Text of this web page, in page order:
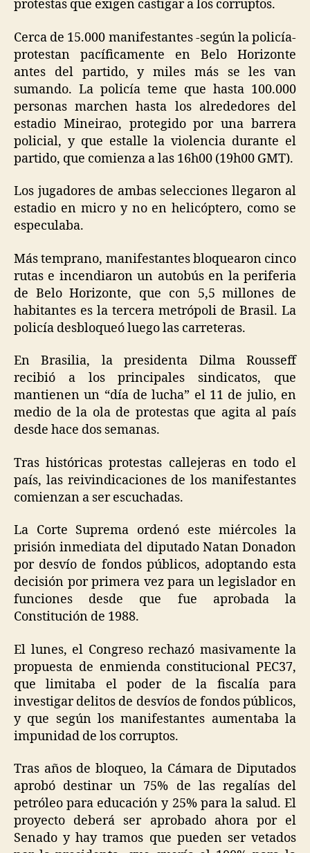
protestas que exigen castigar a los corruptos.
Cerca de 15.000 manifestantes -según la policía-
protestan pacíficamente en Belo Horizonte
antes del partido, y miles más se les van
sumando. La policía teme que hasta 100.000
personas marchen hasta los alrededores del
estadio Mineirao, protegido por una barrera
policial, y que estalle la violencia durante el
partido, que comienza a las 16h00 (19h00 GMT).
Los jugadores de ambas selecciones llegaron al
estadio en micro y no en helicóptero, como se
especulaba.
Más temprano, manifestantes bloquearon cinco
rutas e incendiaron un autobús en la periferia
de Belo Horizonte, que con 5,5 millones de
habitantes es la tercera metrópoli de Brasil. La
policía desbloqueó luego las carreteras.
En Brasilia, la presidenta Dilma Rousseff
recibió a los principales sindicatos, que
mantienen un “día de lucha” el 11 de julio, en
medio de la ola de protestas que agita al país
desde hace dos semanas.
Tras históricas protestas callejeras en todo el
país, las reivindicaciones de los manifestantes
comienzan a ser escuchadas.
La Corte Suprema ordenó este miércoles la
prisión inmediata del diputado Natan Donadon
por desvío de fondos públicos, adoptando esta
decisión por primera vez para un legislador en
funciones desde que fue aprobada la
Constitución de 1988.
El lunes, el Congreso rechazó masivamente la
propuesta de enmienda constitucional PEC37,
que limitaba el poder de la fiscalía para
investigar delitos de desvíos de fondos públicos,
y que según los manifestantes aumentaba la
impunidad de los corruptos.
Tras años de bloqueo, la Cámara de Diputados
aprobó destinar un 75% de las regalías del
petróleo para educación y 25% para la salud. El
proyecto deberá ser aprobado ahora por el
Senado y hay tramos que pueden ser vetados